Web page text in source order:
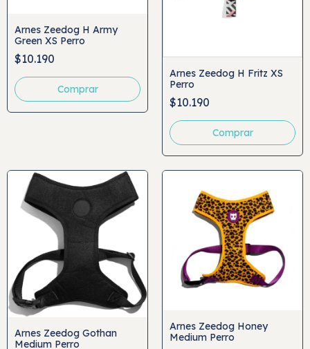
Arnes Zeedog H Army
Green XS Perro
$10.190
Arnes Zeedog H Fritz XS
Perro
$10.190
Arnes Zeedog Gothan
Medium Perro
Arnes Zeedog Honey
Medium Perro